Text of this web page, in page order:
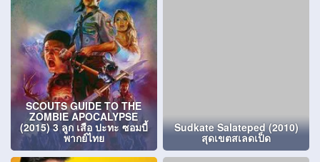
SCOUTS GUIDE TO THE
ZOMBIE APOCALYPSE
(2015) 3 ลูก เสือ ปะทะ ซอมบี้
พากย์ไทย
Sudkate Salateped (2010)
สุดเขตสเลดเป็ด